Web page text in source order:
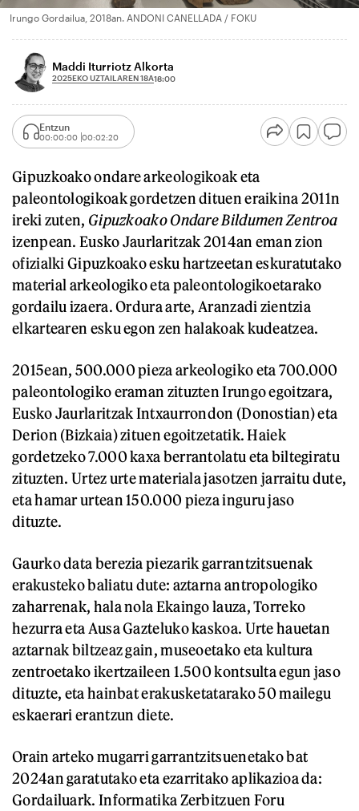
Irungo Gordailua, 2018an. ANDONI CANELLADA / FOKU
Maddi Iturriotz Alkorta
2025EKO UZTAILAREN 18A18:00
Entzun
00:00:00 00:02:20
Gipuzkoako ondare arkeologikoak eta
paleontologikoak gordetzen dituen eraikina 2011n
ireki zuten, Gipuzkoako Ondare Bildumen Zentroa
izenpean. Eusko Jaurlaritzak 2014an eman zion
ofizialki Gipuzkoako esku hartzeetan eskuratutako
material arkeologiko eta paleontologikoetarako
gordailu izaera. Ordura arte, Aranzadi zientzia
elkartearen esku egon zen halakoak kudeatzea.
2015ean, 500.000 pieza arkeologiko eta 700.000
paleontologiko eraman zituzten Irungo egoitzara,
Eusko Jaurlaritzak Intxaurrondon (Donostian) eta
Derion (Bizkaia) zituen egoitzetatik. Haiek
gordetzeko 7.000 kaxa berrantolatu eta biltegiratu
zituzten. Urtez urte materiala jasotzen jarraitu dute,
eta hamar urtean 150.000 pieza inguru jaso
dituzte.
Gaurko data berezia piezarik garrantzitsuenak
erakusteko baliatu dute: aztarna antropologiko
zaharrenak, hala nola Ekaingo lauza, Torreko
hezurra eta Ausa Gazteluko kaskoa. Urte hauetan
aztarnak biltzeaz gain, museoetako eta kultura
zentroetako ikertzaileen 1.500 kontsulta egun jaso
dituzte, eta hainbat erakusketatarako 50 mailegu
eskaerari erantzun diete.
Orain arteko mugarri garrantzitsuenetako bat
2024an garatutako eta ezarritako aplikazioa da:
Gordailuark. Informatika Zerbitzuen Foru